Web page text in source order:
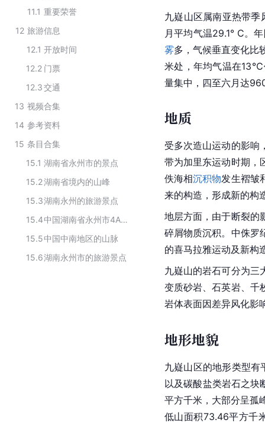
11.1 重要荣誉
12 旅游信息
12.1 开放时间
12.2 门票
12.3交通
13 视频合集
14 参考资料
15 条目合集
15.1 湖南省永州市的景点
15.2湖南省境内的山峰
15.3湖南永州的旅游景点
15.4
中国湖南省永州市4A景区
15.5中国中南地区的山脉
15.6湖南永州市的旅游景点
九嶷山区属南亚热带
月平均气温29.1° C。
雾多，气候垂直变化
米处，年均气温在
量集中，四至六月达
地质
受多次造山运动的影响
带为加里东运动时期，
佚海相沉积物发生褶皱
来的构造，形成新的构
地层方面，由于断裂的
碎屑物质沉积。中侏罗
的喜马拉雅运动及新构
九嶷山的岩石可分为三
变质砂岩、石英岩、千
岩体表面因差异风化影
地形地貌
九嶷山区的地形类型有
以及碳酸盐类岩石之块
平方千米，大部分呈孤
低山面积73.46平方千